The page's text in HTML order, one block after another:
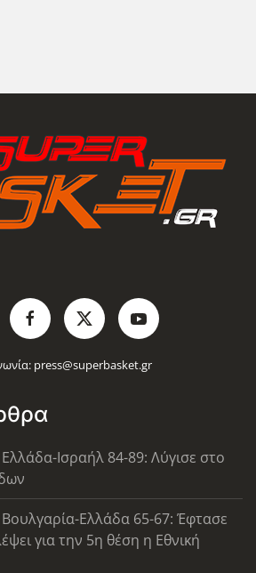
press@superbasket.gr
Ισραήλ 84-89: Λύγισε στο
Ελλάδα 65-67: Έφτασε
για την 5η θέση η Εθνική